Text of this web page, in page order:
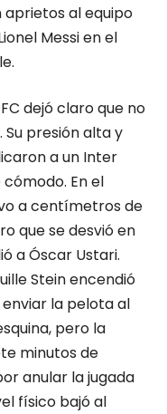
aprietos al equipo
Messi en el
dejó claro que no
Su presión alta y
a un Inter
En el
a centímetros de
que se desvió en
a Óscar Ustari.
Stein encendió
la pelota al
pero la
minutos de
anular la jugada
físico bajó al